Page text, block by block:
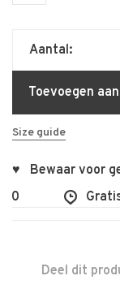
Aantal:
Toevoegen
Size guide
♥ Bewaar voor
Deel dit